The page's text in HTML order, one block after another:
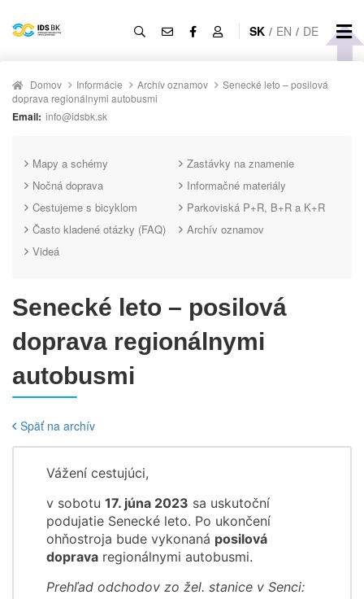
SK / EN / DE
Domov Informácie Archív oznamov
Senecké leto – posilová
doprava regionálnymi autobusmi
Email: info@idsbk.sk
Mapy a schémy
Zastávky na znamenie
Nočná doprava
Informačné materiály
Cestujeme s bicyklom
Parkoviská P+R, B+R a K+R
Často kladené otázky (FAQ)
Archív oznamov
Videá
Senecké leto – posilová
doprava regionálnymi
autobusmi
Späť na archív
Vážení cestujúci,
v sobotu 17. júna 2023 sa uskutoční
podujatie Senecké leto. Po ukončení
ohňostroja bude vykonaná posilová
doprava regionálnymi autobusmi.
Prehľad odchodov zo žel. stanice v Senci: